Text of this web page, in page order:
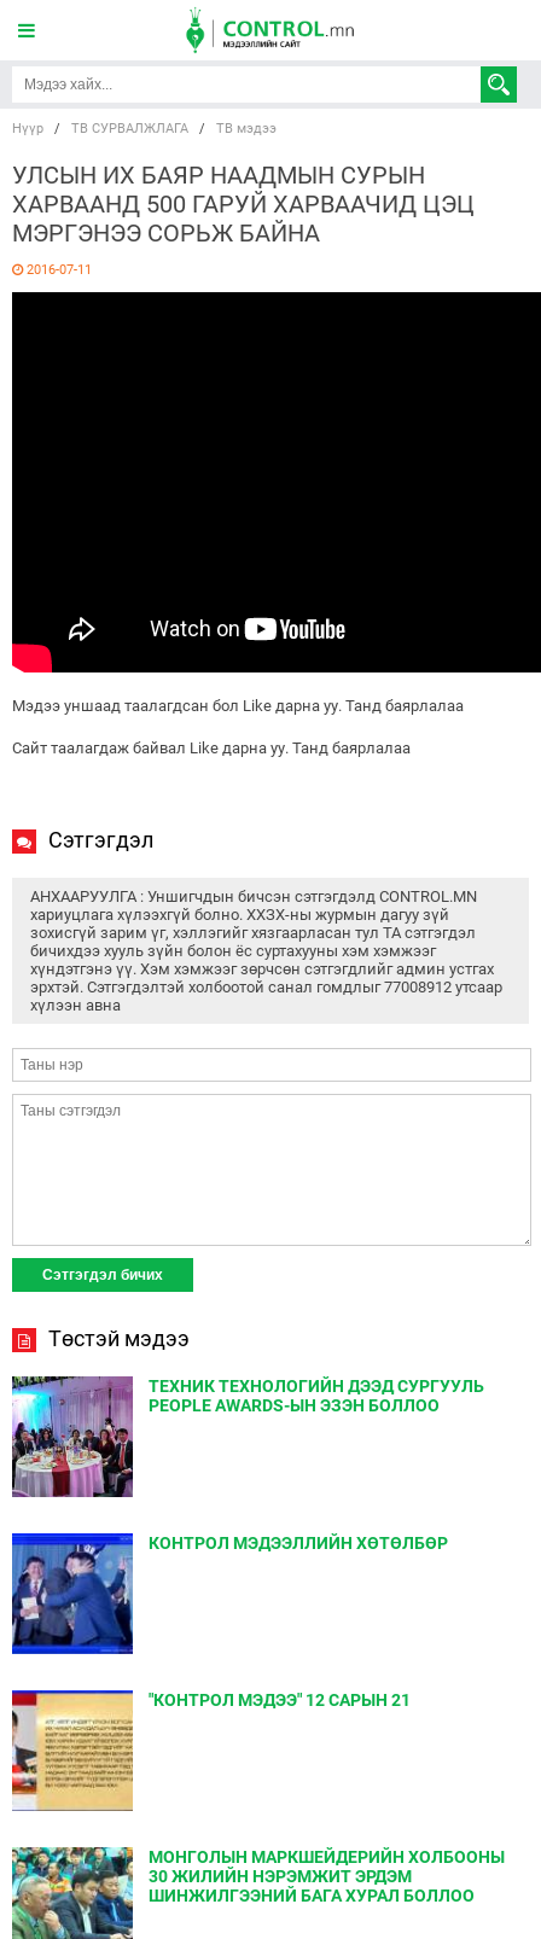
Нүүр / ТВ СУРВАЛЖЛАГА / ТВ мэдээ
УЛСЫН ИХ БАЯР НААДМЫН СУРЫН
ХАРВААНД 500 ГАРУЙ ХАРВААЧИД ЦЭЦ
МЭРГЭНЭЭ СОРЬЖ БАЙНА
2016-07-11
Мэдээ уншаад таалагдсан бол Like дарна уу. Танд баярлалаа
Сайт таалагдаж байвал Like дарна уу. Танд баярлалаа
Сэтгэгдэл
АНХААРУУЛГА : Уншигчдын бичсэн сэтгэгдэлд CONTROL.MN
хариуцлага хүлээхгүй болно. ХХЗХ-ны журмын дагуу зүй
зохисгүй зарим үг, хэллэгийг хязгаарласан тул ТА сэтгэгдэл
бичихдээ хууль зүйн болон ёс суртахууны хэм хэмжээг
хүндэтгэнэ үү. Хэм хэмжээг зөрчсөн сэтгэгдлийг админ устгах
эрхтэй. Сэтгэгдэлтэй холбоотой санал гомдлыг 77008912 утсаар
хүлээн авна
Төстэй мэдээ
ТЕХНИК ТЕХНОЛОГИЙН ДЭЭД СУРГУУЛЬ
PEOPLE AWARDS-ЫН ЭЗЭН БОЛЛОО
КОНТРОЛ МЭДЭЭЛЛИЙН ХӨТӨЛБӨР
"КОНТРОЛ МЭДЭЭ" 12 САРЫН 21
МОНГОЛЫН МАРКШЕЙДЕРИЙН ХОЛБООНЫ
30 ЖИЛИЙН НЭРЭМЖИТ ЭРДЭМ
ШИНЖИЛГЭЭНИЙ БАГА ХУРАЛ БОЛЛОО